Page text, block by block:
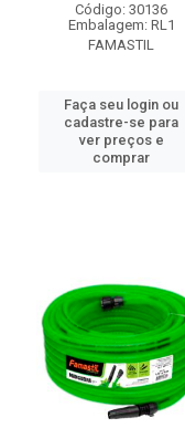
Código: 30136
Embalagem: RL1
FAMASTIL
Faça seu login ou
cadastre-se para
ver preços e
comprar